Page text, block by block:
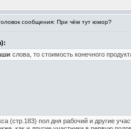
сообщения: При чём тут юмор?
слова, то стоимость конечного
(стр.183) пол дня рабочий и другие